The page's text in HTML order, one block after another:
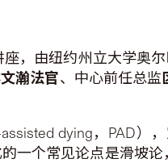
，由纽约州立大学奥
瀚法官、中心前任总监
dying，PAD）
一个常见论点是滑坡